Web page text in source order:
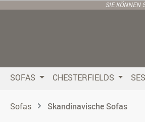
Hauptinhalt springen
Zur Suche springen
Zur Hauptnavigation springen
SIE KÖNNEN
SOFAS CHESTERFIELDS
Sofas Skandinavische Sofas